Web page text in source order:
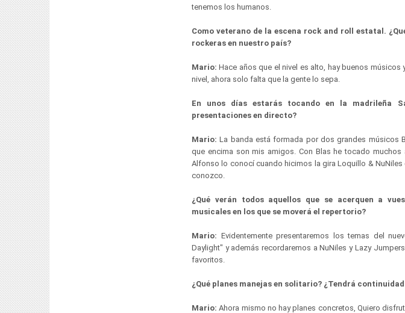
tenemos los humanos.
Como veterano de la escena rock and roll estatal.
rockeras en nuestro país?
Mario:Hace años que el nivel es alto, hay buenos
nivel, ahora solo falta que la gente lo sepa.
En unos días estarás tocando en la madrileña
presentaciones en directo?
Mario: La banda está formada por dos grandes músicos
que encima son mis amigos. Con Blas he tocado
Alfonso lo conocí cuando hicimos la gira Loquillo &
conozco.
¿Qué verán todos aquellos que se acerquen a
musicales en los que se moverá el repertorio?
Mario: Evidentemente presentaremos los temas del
Daylight" y además recordaremos a NuNiles y Lazy
favoritos.
¿Qué planes manejas en solitario? ¿Tendrá
Mario: Ahora mismo no hay planes concretos, Quiero